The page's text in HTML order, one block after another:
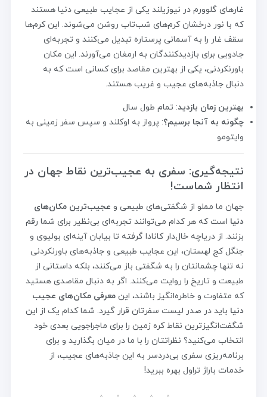
غارهای گلوورم در نیوزیلند یکی از عجایب طبیعی دنیا هستند
که با نور درخشان کرم‌های شب‌تاب روشن می‌شوند. این کرم‌ها
سقف غار را به آسمانی پرستاره تبدیل می‌کنند و تجربه‌ای
جادویی برای بازدیدکنندگان به ارمغان می‌آورند. این مکان
باورنکردنی، یکی از بهترین مقاصد برای کسانی است که به
دنبال جاذبه‌های عجیب و غریب هستند.
بهترین زمان بازدید: تمام طول سال
چگونه به آنجا برسیم؟: پرواز به اوکلند و سپس سفر زمینی به
وایتومو
نتیجه‌گیری: سفری به عجیب‌ترین نقاط جهان در
انتظار شماست!
جهان ما مملو از شگفتی‌های طبیعی و عجیب‌ترین مکان‌های
دنیا است که هر کدام می‌توانند تجربه‌ای بی‌نظیر برای شما رقم
بزنند. از دریاچه خال‌دار کانادا گرفته تا بیابان آینه‌ای بولیوی و
جنگل کج لهستان، این عجایب طبیعی و جاذبه‌های باورنکردنی
نه تنها چشمانتان را به شگفتی باز می‌کنند، بلکه داستانی از
طبیعت و تاریخ را روایت می‌کنند. اگر به دنبال مقاصدی هستید
که متفاوت و خاطره‌انگیز باشند، این معرفی مکان‌های عجیب
دنیا باید در صدر لیست سفرتان قرار گیرد. شما کدام یک از این
شگفت‌انگیزترین نقاط کره زمین را برای ماجراجویی بعدی خود
انتخاب می‌کنید؟ نظراتتان را با ما در میان بگذارید و برای
برنامه‌ریزی سفری بی‌دردسر به این جاذبه‌های عجیب، از
خدمات باراژ تراول بهره ببرید!